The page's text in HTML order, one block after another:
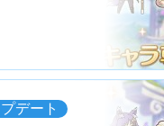
デート